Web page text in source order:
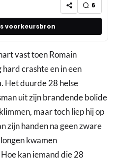
6
voorkeursbron
vast toen Romain
crashte en in een
Het duurde 28 helse
uit zijn brandende bolide
maar toch liep hij op
zijn handen na geen zware
kwamen
kan iemand die 28